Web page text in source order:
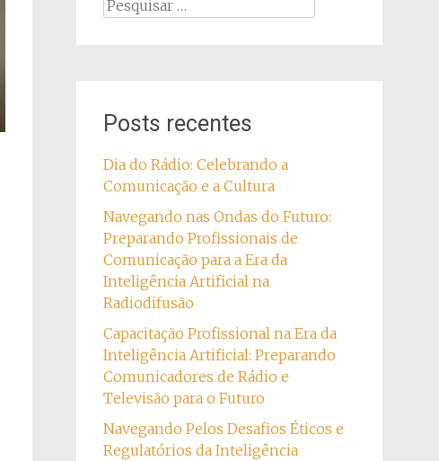
por:
Posts recentes
Dia do Rádio: Celebrando a
Comunicação e a Cultura
Navegando nas Ondas do Futuro:
Preparando Profissionais de
Comunicação para a Era da
Inteligência Artificial na
Radiodifusão
Capacitação Profissional na Era da
Inteligência Artificial: Preparando
Comunicadores de Rádio e
Televisão para o Futuro
Navegando Pelos Desafios Éticos e
Regulatórios da Inteligência